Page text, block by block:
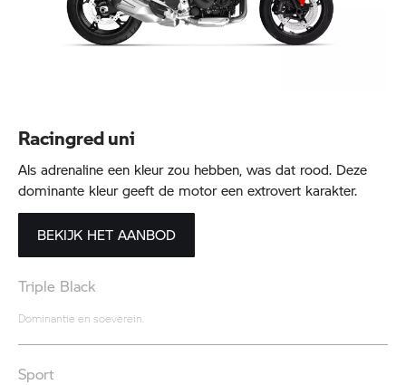
Triple Black
Dominantie en soeverein.
Sport
Racingred uni
Als adrenaline een kleur zou hebben, was dat rood. Deze
dominante kleur geeft de motor een extrovert karakter.
BEKIJK HET AANBOD